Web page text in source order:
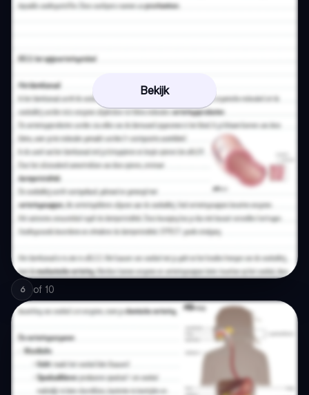
Bekijk
6 of 10